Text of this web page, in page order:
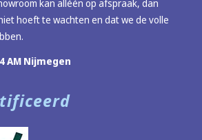
kan alléén op afspraak, dan
hoeft te wachten en dat we de volle
AM Nijmegen